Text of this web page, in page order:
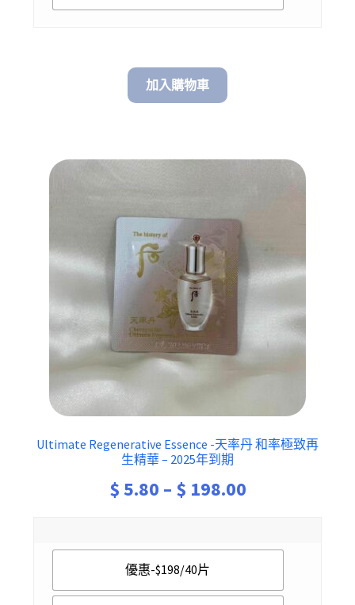
加入購物車
Ultimate Regenerative Essence -天率丹 和率極致再
生精華 – 2025年到期
$5.80 – $ 198.00Price
$ 5.80
優惠-$198/40片